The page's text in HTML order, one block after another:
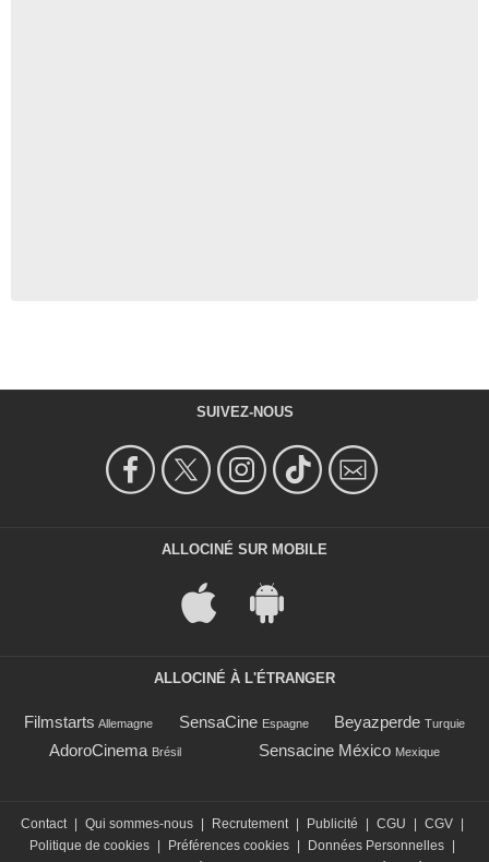
SUIVEZ-NOUS
ALLOCINÉ SUR MOBILE
ALLOCINÉ À L'ÉTRANGER
Filmstarts Allemagne SensaCine Espagne Beyazperde Turquie
AdoroCinema Brésil Sensacine México Mexique
Contact Qui sommes-nous Recrutement Publicité CGU CGV
Politique de cookies
Préférences cookies Données Personnelles